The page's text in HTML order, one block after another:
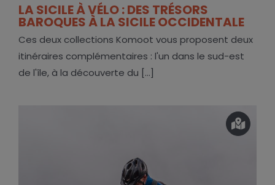
LA SICILE À VÉLO : DES TRÉSORS
BAROQUES À LA SICILE OCCIDENTALE
Ces deux collections Komoot vous proposent deux
itinéraires complémentaires : l'un dans le sud-est
de l'île, à la découverte du [...]